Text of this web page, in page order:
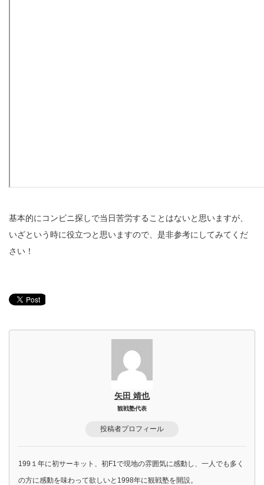
基本的にコンビニ探しで当日苦労することはないと思いますが、
いざという時に役立つと思いますので、是非参考にしてみてくだ
さい！
矢田 靖也
観戦塾代表
投稿者プロフィール
199１年に初サーキット、初F1で現地の雰囲気に感動し、一人でも多く
の方に感動を味わって欲しいと1998年に観戦塾を開設。